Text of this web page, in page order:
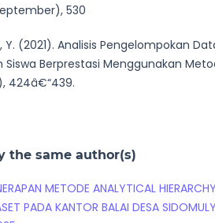
530
Y. (2021). Analisis Pengelompokan
Berprestasi Menggunakan
424â€“439.
the same author(s)
METODE ANALYTICAL
PADA KANTOR BALAI DESA